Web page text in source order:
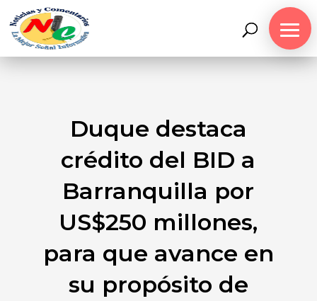
Duque destaca
crédito del BID a
Barranquilla por
US$250 millones,
para que avance en
su propósito de